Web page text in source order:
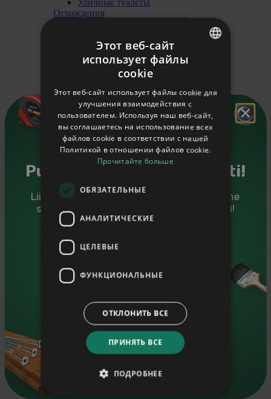
Уличные туалеты
Ограждения
Покрытия поверхности
Уличный камень
Песок, керамзит
Подложки
Строительная химия
Защита для дерева
Масло для обработки древесины
Пропитка для древесины
Грунт
Растворители
Чистящие средства
Краски
Брикет
Отделка
Плинтуса отделочные
Рейки для стекла
Обрезные рейки
Внутренние уголки
Наличники
Рейки круглые
Уголки внешние
Плинтуса для сауны
Паркет
ESTONIAN
RUSSIAN
Этот веб-сайт
использует файлы
cookie
Этот веб-сайт использует файлы cookie для
улучшения взаимодействия с
пользователем. Используя наш веб-сайт,
вы соглашаетесь на использование всех
файлов cookie в соответствии с нашей
Политикой в ​​отношении файлов cookie.
Прочитайте больше
ОБЯЗАТЕЛЬНЫЕ
АНАЛИТИЧЕСКИЕ
ЦЕЛЕВЫЕ
ФУНКЦИОНАЛЬНЫЕ
ПРИНЯТЬ ВСЕ
ОТКЛОНИТЬ ВСЕ
ПОДРОБНЕЕ
Puidutarkus sinu postkasti!
Liitu Puumarketi uudiskirjaga ning saadame
sulle kasulikke nõuandeid ja eripakkumisi!
Sinu e-mail
Soovin saada häid nõuandeid oma e-mailile.
Liitu uudiskirjaga